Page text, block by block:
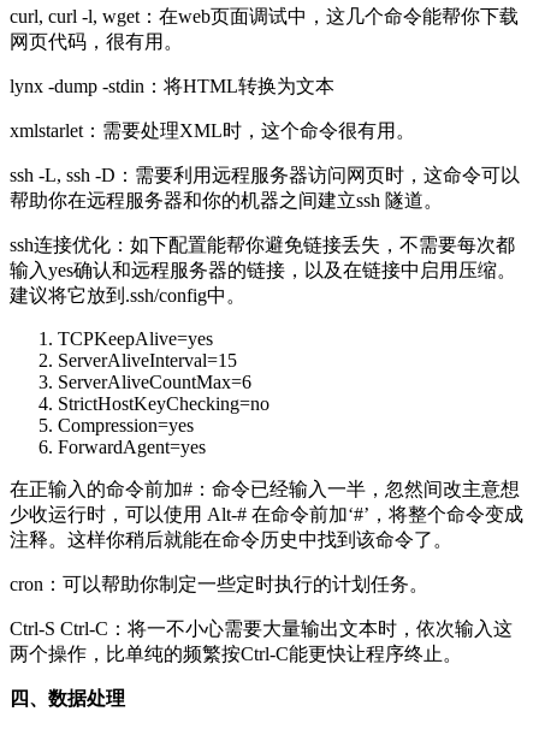
curl, curl -l, wget：在web页面调试中，这几个命令能帮你下载
网页代码，很有用。
lynx -dump -stdin：将HTML转换为文本
xmlstarlet：需要处理XML时，这个命令很有用。
ssh -L, ssh -D：需要利用远程服务器访问网页时，这命令可以
帮助你在远程服务器和你的机器之间建立ssh 隧道。
ssh连接优化：如下配置能帮你避免链接丢失，不需要每次都
输入yes确认和远程服务器的链接，以及在链接中启用压缩。
建议将它放到.ssh/config中。
TCPKeepAlive=yes
ServerAliveInterval=15
ServerAliveCountMax=6
StrictHostKeyChecking=no
Compression=yes
ForwardAgent=yes
在正输入的命令前加#：命令已经输入一半，忽然间改主意想
少收运行时，可以使用 Alt-# 在命令前加‘#’，将整个命令变成
注释。这样你稍后就能在命令历史中找到该命令了。
cron：可以帮助你制定一些定时执行的计划任务。
Ctrl-S Ctrl-C：将一不小心需要大量输出文本时，依次输入这
两个操作，比单纯的频繁按Ctrl-C能更快让程序终止。
四、数据处理